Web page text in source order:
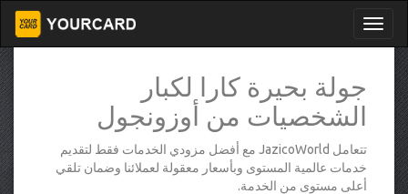
جولة بحيرة كارا لكبار
الشخصيات من أوزونجول
تتعامل JazicoWorld مع أفضل مزودي الخدمات فقط لتقديم
خدمات عالمية المستوى وبأسعار معقولة لعملائنا وضمان تلقي
أعلى مستوى من الخدمة.